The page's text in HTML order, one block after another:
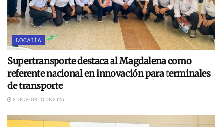
LOCALÍA
Supertransporte destaca al Magdalena como
referente nacional en innovación para terminales
de transporte
5 DE AGOSTO DE 2026